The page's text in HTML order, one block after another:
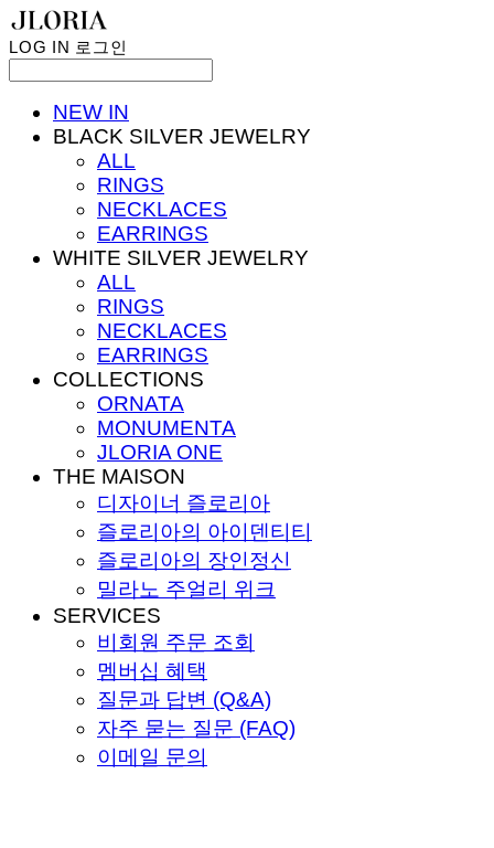
LOG IN 로그인
NEW IN
BLACK SILVER JEWELRY
ALL
RINGS
NECKLACES
EARRINGS
WHITE SILVER JEWELRY
ALL
RINGS
NECKLACES
EARRINGS
COLLECTIONS
ORNATA
MONUMENTA
JLORIA ONE
THE MAISON
디자이너 즐로리아
즐로리아의 아이덴티티
즐로리아의 장인정신
밀라노 주얼리 위크
SERVICES
비회원 주문 조회
멤버십 혜택
질문과 답변 (Q&A)
자주 묻는 질문 (FAQ)
이메일 문의